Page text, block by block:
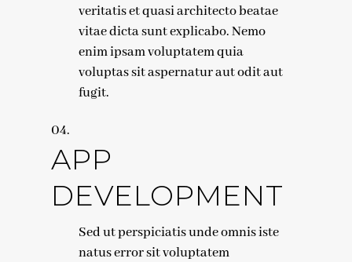
veritatis et quasi architecto beatae
vitae dicta sunt explicabo. Nemo
enim ipsam voluptatem quia
voluptas sit aspernatur aut odit aut
fugit.
APP
DEVELOPMENT
Sed ut perspiciatis unde omnis iste
natus error sit voluptatem